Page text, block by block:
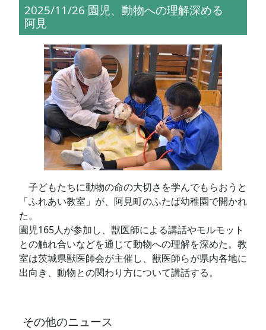
2025/11/26 園児、動物への理解深める
阿見
子どもたちに動物の命の大切さを学んでもらおうと
「ふれあい教室」が、阿見町のふたば幼稚園で開かれ
た。
園児165人が参加し、獣医師による講話やモルモット
との触れ合いなどを通じて動物への理解を深めた。教
室は茨城県獣医師会が主催し、獣医師らが県内各地に
出向き、動物との関わり方について講話する。
その他のニュース